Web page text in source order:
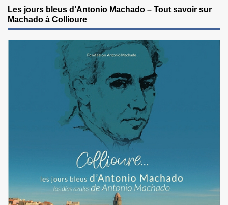
Les jours bleus d’Antonio Machado – Tout savoir sur
Machado à Collioure